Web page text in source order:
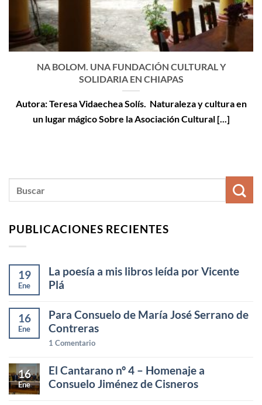
NA BOLOM. UNA FUNDACIÓN CULTURAL Y
SOLIDARIA EN CHIAPAS
Autora: Teresa Vidaechea Solís. Naturaleza y cultura en
un lugar mágico Sobre la Asociación Cultural [...]
PUBLICACIONES RECIENTES
19
Ene
La poesía a mis libros leída por Vicente
Plá
16
Ene
Para Consuelo de María José Serrano de
Contreras
1 Comentario
16
Ene
El Cantarano nº 4 – Homenaje a
Consuelo Jiménez de Cisneros